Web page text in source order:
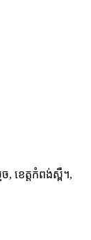
, ខេត្តកំពង់ស្ពឺ។,